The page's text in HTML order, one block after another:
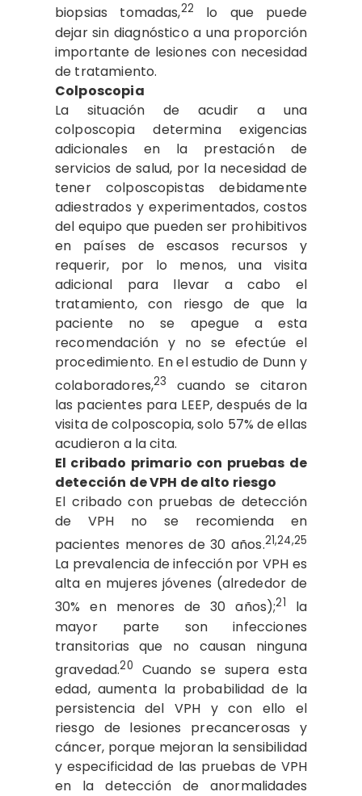
biopsias tomadas,22
lo que puede
dejar sin diagnóstico a una proporción
importante de lesiones con necesidad
de tratamiento.
Colposcopia
La situación de acudir a una
colposcopia determina exigencias
adicionales en la prestación de
servicios de salud, por la necesidad de
tener colposcopistas debidamente
adiestrados y experimentados, costos
del equipo que pueden ser prohibitivos
en países de escasos recursos y
requerir, por lo menos, una visita
adicional para llevar a cabo el
tratamiento, con riesgo de que la
paciente no se apegue a esta
recomendación y no se efectúe el
procedimiento. En el estudio de Dunn y
colaboradores,23
cuando se citaron
las pacientes para LEEP, después de la
visita de colposcopia, solo 57% de ellas
acudieron a la cita.
El cribado primario con pruebas de
detección de VPH de alto riesgo
El cribado con pruebas de detección
de VPH no se recomienda en
pacientes menores de 30 años.21,24,25
La prevalencia de infección por VPH es
alta en mujeres jóvenes (alrededor de
30% en menores de 30 años);21
la
mayor parte son infecciones
transitorias que no causan ninguna
gravedad.20
Cuando se supera esta
edad, aumenta la probabilidad de la
persistencia del VPH y con ello el
riesgo de lesiones precancerosas y
cáncer, porque mejoran la sensibilidad
y especificidad de las pruebas de VPH
en la detección de anormalidades